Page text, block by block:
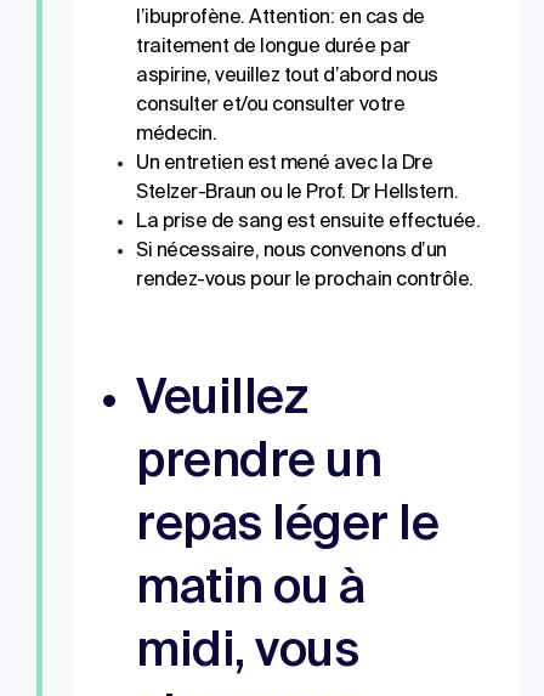
l’ibuprofène. Attention: en cas de
traitement de longue durée par
aspirine, veuillez tout d’abord nous
consulter et/ou consulter votre
médecin.
Un entretien est mené avec la Dre
Stelzer-Braun ou le Prof. Dr Hellstern.
La prise de sang est ensuite effectuée.
Si nécessaire, nous convenons d’un
rendez-vous pour le prochain contrôle.
Veuillez
prendre un
repas léger le
matin ou à
midi, vous